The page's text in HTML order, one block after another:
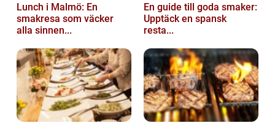
Lunch i Malmö: En
smakresa som väcker
alla sinnen...
En guide till goda smaker:
Upptäck en spansk
resta...